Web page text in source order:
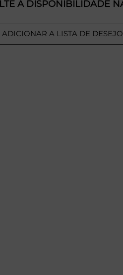
A DISPONIBILIDADE
ADICIONAR A LISTA DE